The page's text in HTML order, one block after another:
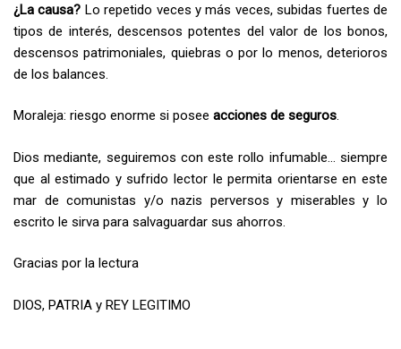
¿La causa? Lo repetido veces y más veces, subidas fuertes de
tipos de interés, descensos potentes del valor de los bonos,
descensos patrimoniales, quiebras o por lo menos, deterioros
de los balances.
Moraleja: riesgo enorme si posee acciones de seguros.
Dios mediante, seguiremos con este rollo infumable… siempre
que al estimado y sufrido lector le permita orientarse en este
mar de comunistas y/o nazis perversos y miserables y lo
escrito le sirva para salvaguardar sus ahorros.
Gracias por la lectura
DIOS, PATRIA y REY LEGITIMO